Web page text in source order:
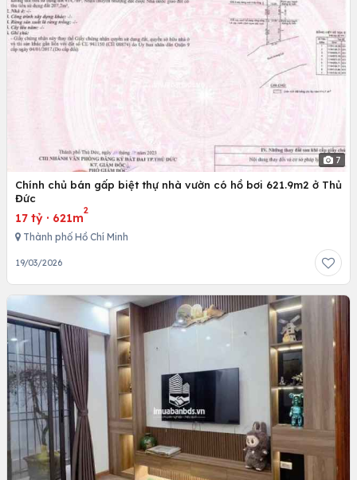
7
Chính chủ bán gấp biệt thự nhà vườn có hồ bơi 621.9m2 ở Thủ
Đức
17 tỷ · 621m
2
Thành phố Hồ Chí Minh
19/03/2026